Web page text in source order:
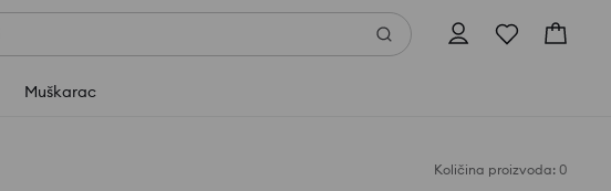
Muškarac
Količina proizvoda: 0